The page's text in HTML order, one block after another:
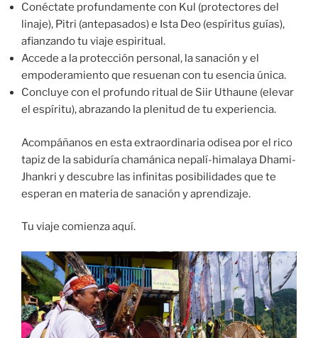
Conéctate profundamente con Kul (protectores del
linaje), Pitri (antepasados) e Ista Deo (espíritus guías),
afianzando tu viaje espiritual.
Accede a la protección personal, la sanación y el
empoderamiento que resuenan con tu esencia única.
Concluye con el profundo ritual de Siir Uthaune (elevar
el espíritu), abrazando la plenitud de tu experiencia.
Acompáñanos en esta extraordinaria odisea por el rico
tapiz de la sabiduría chamánica nepalí-himalaya Dhami-
Jhankri y descubre las infinitas posibilidades que te
esperan en materia de sanación y aprendizaje.
Tu viaje comienza aquí.